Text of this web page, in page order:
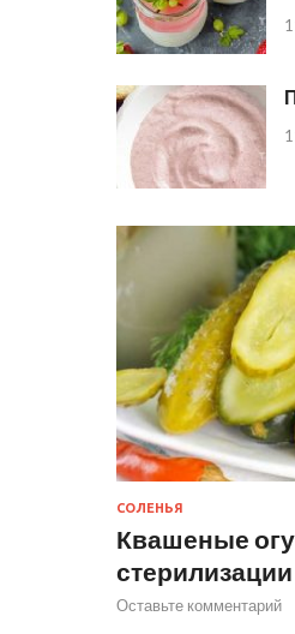
СОЛЕНЬЯ
Квашеные
Оставьте комментарий